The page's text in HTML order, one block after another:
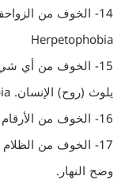
14- الخوف من
Herpetophobia
15- الخوف من أي
يلوث (روح) الإنسان. Mysophobia
16- الخوف من الأرقام (التشاؤم من الأرقام) Numero phobia
17- الخوف من
وضح النهار.